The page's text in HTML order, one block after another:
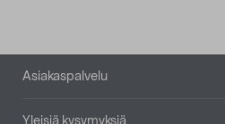
Alatunniste
Asiakaspalvelu
Yleisiä kysymyksiä